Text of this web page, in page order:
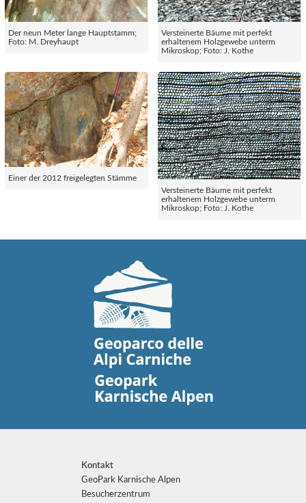
Der neun Meter lange Hauptstamm;
Foto: M. Dreyhaupt
Versteinerte Bäume mit perfekt
erhaltenem Holzgewebe unterm
Mikroskop; Foto: J. Kothe
Einer der 2012 freigelegten Stämme
Versteinerte Bäume mit perfekt
erhaltenem Holzgewebe unterm
Mikroskop; Foto: J. Kothe
Kontakt
GeoPark Karnische Alpen
Besucherzentrum